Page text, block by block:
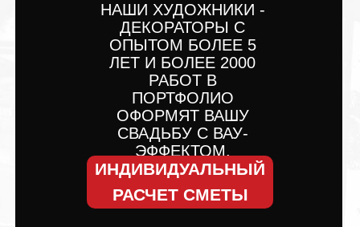
НАШИ ХУДОЖНИКИ -
ДЕКОРАТОРЫ С
ОПЫТОМ БОЛЕЕ 5
ЛЕТ И БОЛЕЕ 2000
РАБОТ В
ПОРТФОЛИО
ОФОРМЯТ ВАШУ
СВАДЬБУ С ВАУ-
ЭФФЕКТОМ.
ИНДИВИДУАЛЬНЫЙ
РАСЧЕТ СМЕТЫ